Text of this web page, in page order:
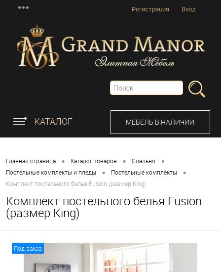
Вход
Регистрация
КАТАЛОГ МЕБЕЛЬ В НАЛИЧИИ
Главная страница • Каталог товаров • Спальня •
Постельные комплекты и пледы • Постельные комплекты •
Комплект постельного белья Fusion (размер King)
Комплект постельного белья Fusion
(размер King)
Под заказ